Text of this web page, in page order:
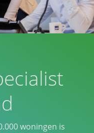
woningen is